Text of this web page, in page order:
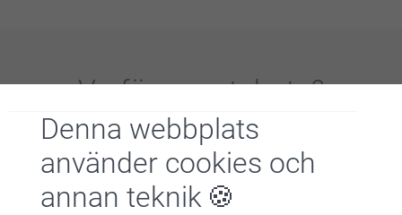
Denna webbplats
använder cookies och
annan teknik
Varförsmartphoto?